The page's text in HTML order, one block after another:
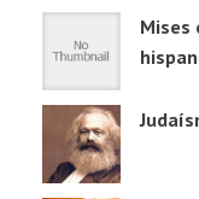
Mises